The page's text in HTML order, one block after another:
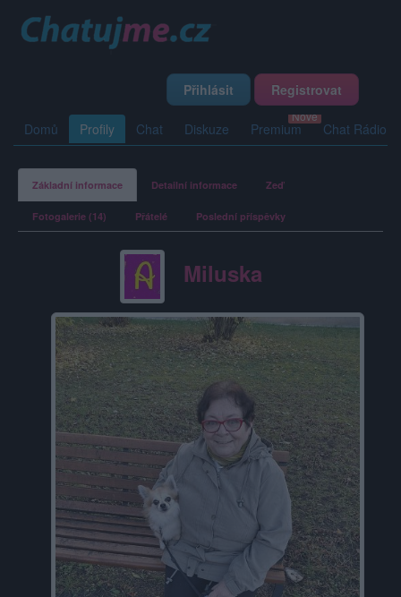
Přihlásit Registrovat
Domů Profily Chat Diskuze Premium Chat Rádio
Základní informace Detailní informace Zeď
Fotogalerie (14) Přátelé Poslední příspěvky
Miluska